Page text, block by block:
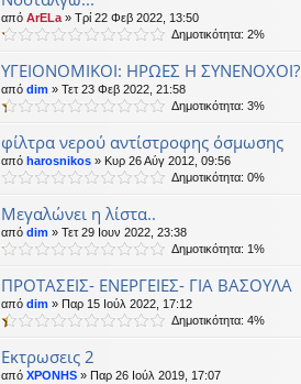
από ArELa » Τρί 22 Φεβ 2022, 13:50
Δημοτικότητα: 2%
ΥΓΕΙΟΝΟΜΙΚΟΙ: ΗΡΩΕΣ Η ΣΥΝΕΝΟΧΟΙ?
από dim » Τετ 23 Φεβ 2022, 21:58
Δημοτικότητα: 3%
φίλτρα νερού αντίστροφης όσμωσης
από harosnikos » Κυρ 26 Αύγ 2012, 09:56
Δημοτικότητα: 0%
Μεγαλώνει η λίστα..
από dim » Τετ 29 Ιουν 2022, 23:38
Δημοτικότητα: 1%
ΠΡΟΤΑΣΕΙΣ- ΕΝΕΡΓΕΙΕΣ- ΓΙΑ ΒΑΣΟΥΛΑ
από dim » Παρ 15 Ιούλ 2022, 17:12
Δημοτικότητα: 4%
Eκτρωσεις 2
από XPONHS » Παρ 26 Ιούλ 2019, 17:07